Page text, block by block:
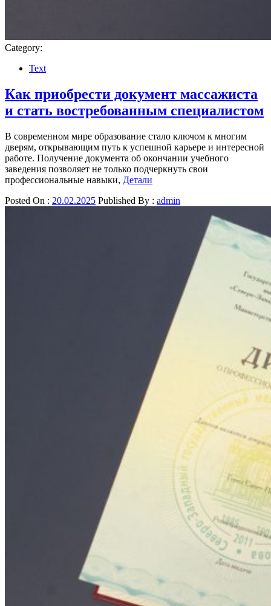
Category:
Text
Как приобрести документ массажиста
и стать востребованным специалистом
В современном мире образование стало ключом к многим
дверям, открывающим путь к успешной карьере и интересной
работе. Получение документа об окончании учебного
заведения позволяет не только подчеркнуть свои
профессиональные навыки, Детали
Posted On : 20.02.2025 Published By : admin